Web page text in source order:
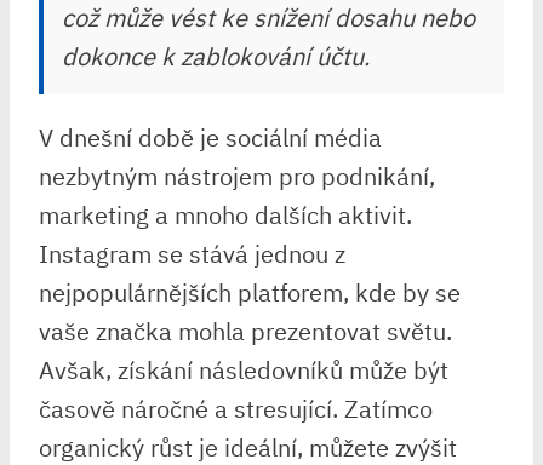
což může vést ke snížení dosahu nebo
dokonce k zablokování účtu.
V dnešní době je sociální média
nezbytným nástrojem pro podnikání,
marketing a mnoho dalších aktivit.
Instagram se stává jednou z
nejpopulárnějších platforem, kde by se
vaše značka mohla prezentovat světu.
Avšak, získání následovníků může být
časově náročné a stresující. Zatímco
organický růst je ideální, můžete zvýšit